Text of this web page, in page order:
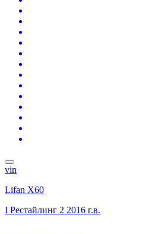
vin
Lifan X60
I Рестайлинг 2 2016 г.в.